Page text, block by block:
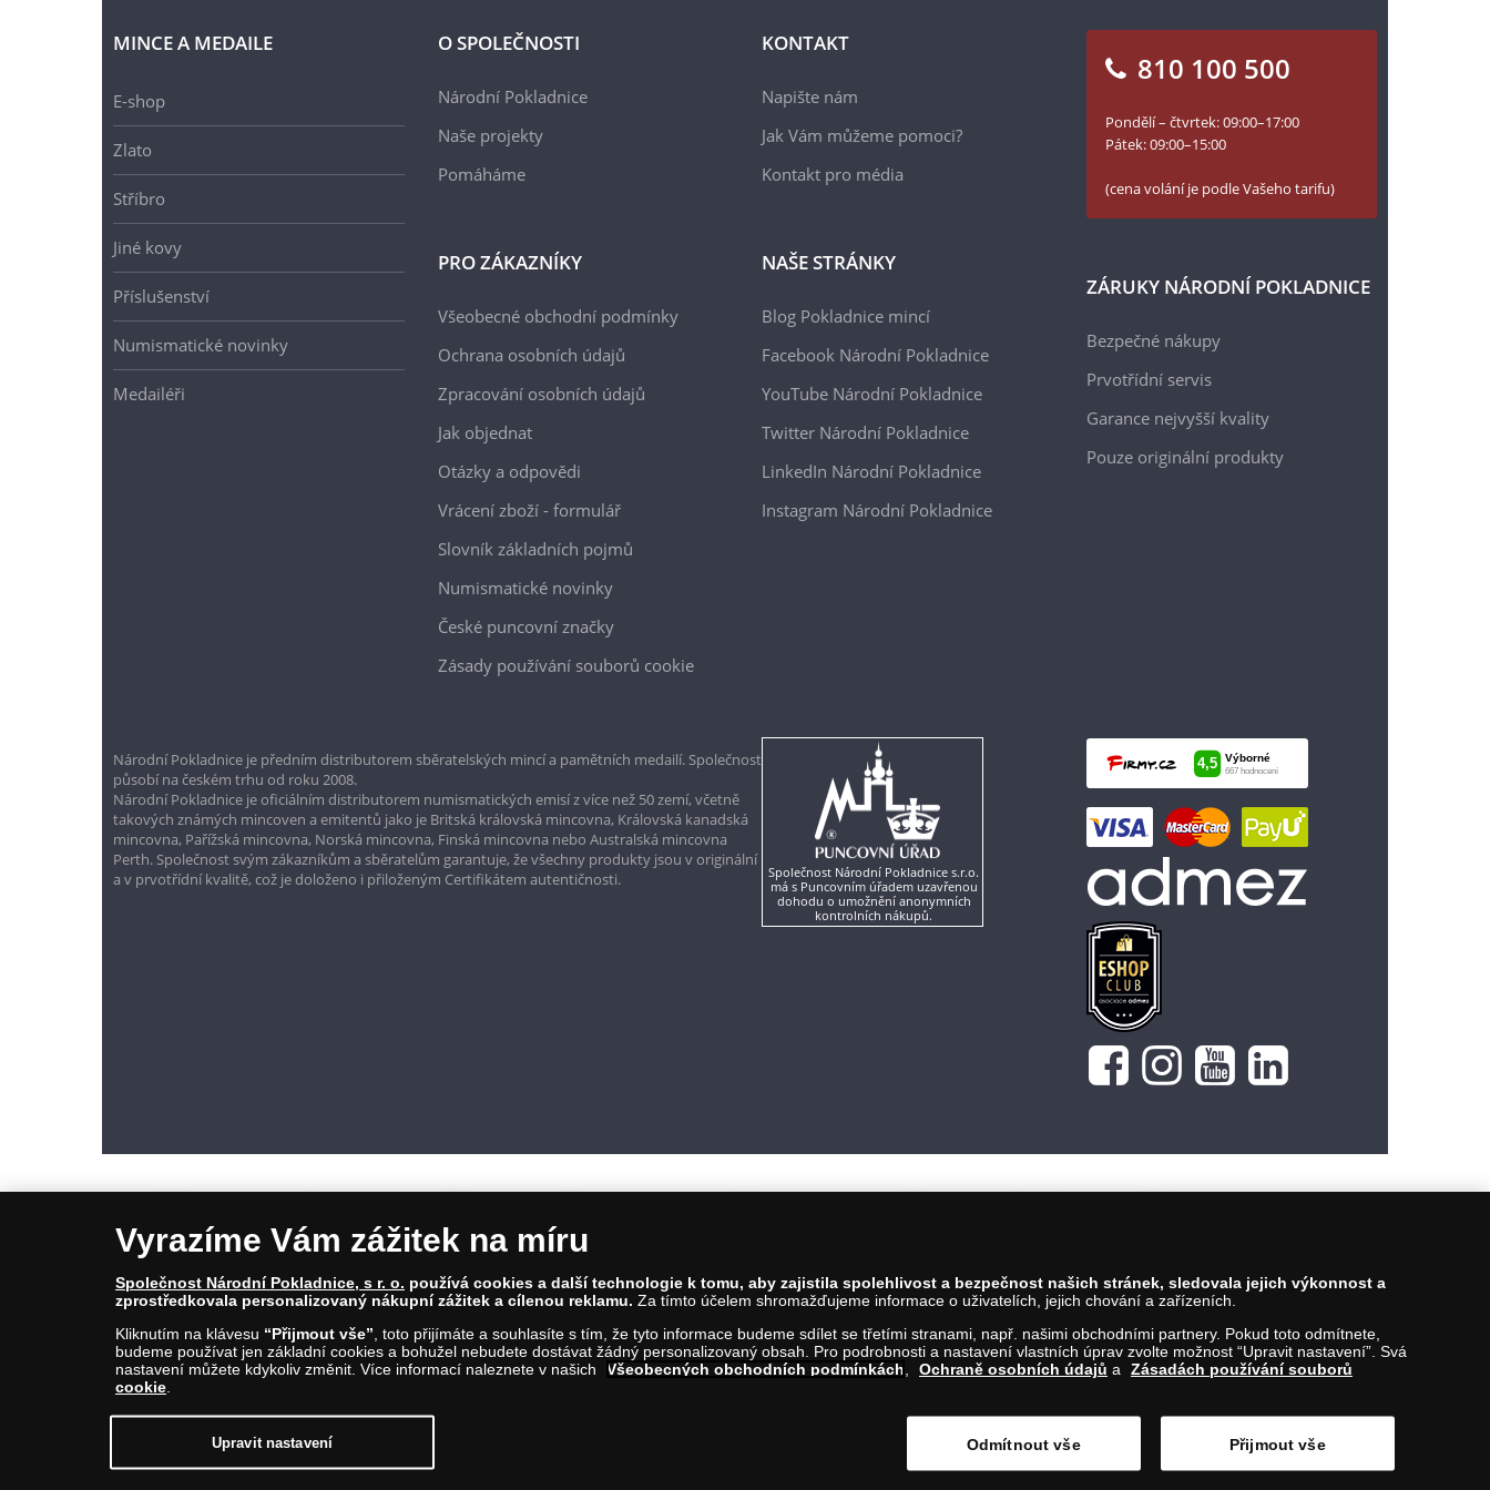
MINCE A MEDAILE
E-shop
Zlato
Stříbro
Jiné kovy
Příslušenství
Numismatické novinky
Medailéři
O SPOLEČNOSTI
Národní Pokladnice
Naše projekty
Pomáháme
PRO ZÁKAZNÍKY
Všeobecné obchodní podmínky
Ochrana osobních údajů
Zpracování osobních údajů
Jak objednat
Otázky a odpovědi
Vrácení zboží - formulář
Slovník základních pojmů
Numismatické novinky
České puncovní značky
Zásady používání souborů cookie
KONTAKT
Napište nám
Jak Vám můžeme pomoci?
Kontakt pro média
NAŠE STRÁNKY
Blog Pokladnice mincí
Facebook Národní Pokladnice
YouTube Národní Pokladnice
Twitter Národní Pokladnice
LinkedIn Národní Pokladnice
Instagram Národní Pokladnice
810 100 500
Pondělí – čtvrtek: 09:00–17:00
Pátek: 09:00–15:00
(cena volání je podle Vašeho tarifu)
ZÁRUKY NÁRODNÍ POKLADNICE
Bezpečné nákupy
Prvotřídní servis
Garance nejvyšší kvality
Pouze originální produkty
Národní Pokladnice je předním distributorem sběratelských mincí a pamětních medailí. Společnost
působí na českém trhu od roku 2008.
Národní Pokladnice je oficiálním distributorem numismatických emisí z více než 50 zemí, včetně
takových známých mincoven a emitentů jako je Britská královská mincovna, Královská kanadská
mincovna, Pařížská mincovna, Norská mincovna, Finská mincovna nebo Australská mincovna
Perth. Společnost svým zákazníkům a sběratelům garantuje, že všechny produkty jsou v originální
a v prvotřídní kvalitě, což je doloženo i přiloženým Certifikátem autentičnosti.
Společnost Národní Pokladnice s.r.o.
má s Puncovním úřadem uzavřenou
dohodu o umožnění anonymních
kontrolních nákupů.
© Copyright 2026 - Národní Pokladnice, s. r. o.; Karolinská 661/4, 186 00 Praha 8; Tel.: 810 100 500
E-mail: info@narodnipokladnice.cz, www.narodnipokladnice.cz; IČ: 28507622; DIČ: CZ28507622
Společnost zapsána v OR vedeném Městským soudem v Praze, oddíl C, vložka 146644
Upravit nastavení souborů cookie můžete
Vyrazíme Vám zážitek na míru
Společnost Národní Pokladnice, s r. o. používá cookies a další technologie k tomu, aby zajistila spolehlivost a bezpečnost našich stránek, sledovala jejich výkonnost a
zprostředkovala personalizovaný nákupní zážitek a cílenou reklamu. Za tímto účelem shromažďujeme informace o uživatelích, jejich chování a zařízeních.
Kliknutím na klávesu “Přijmout vše” , toto přijímáte a souhlasíte s tím, že tyto informace budeme sdílet se třetími stranami, např. našimi obchodními partnery. Pokud toto odmítnete,
budeme používat jen základní cookies a bohužel nebudete dostávat žádný personalizovaný obsah. Pro podrobnosti a nastavení vlastních úprav zvolte možnost “Upravit nastavení”. Svá
nastavení můžete kdykoliv změnit. Více informací naleznete v našich
Všeobecných obchodních podmínkách Ochraně osobních údajů a
Zásadách používání souborů
cookie
Upravit nastavení Odmítnout vše Přijmout vše